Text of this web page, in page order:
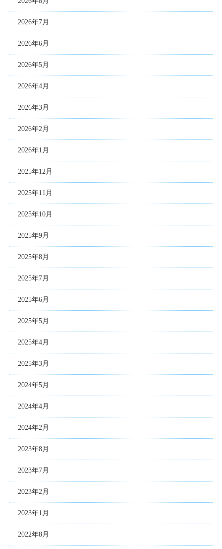
2026年7月
2026年6月
2026年5月
2026年4月
2026年3月
2026年2月
2026年1月
2025年12月
2025年11月
2025年10月
2025年9月
2025年8月
2025年7月
2025年6月
2025年5月
2025年4月
2025年3月
2024年5月
2024年4月
2024年2月
2023年8月
2023年7月
2023年2月
2023年1月
2022年8月